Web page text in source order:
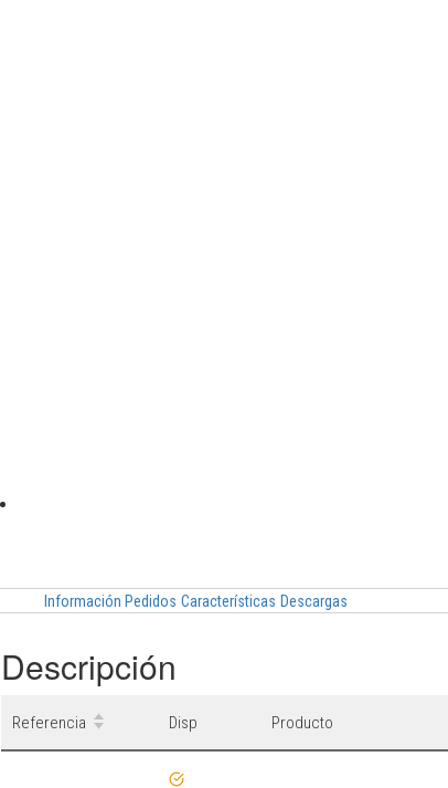
Información Pedidos Características Descargas
Descripción
Referencia Disp Producto